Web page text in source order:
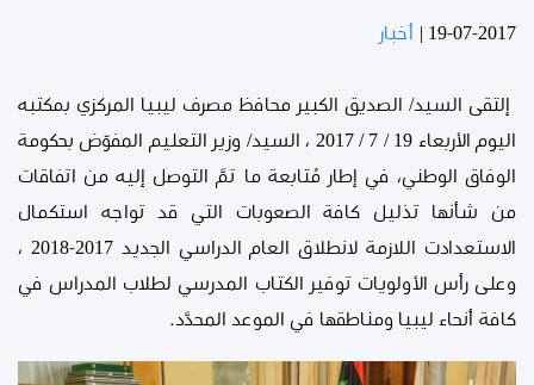
19-07-2017 أخبار
إلتقى السيد/ الصديق الكبير محافظ مصرف ليبيا المركزي بمكتبه
اليوم الأربعاء 19 / 7 / 2017 ، السيد/ وزير التعليم المفوّض بحكومة
الوفاق الوطني، في إطار مُتابعة ما تمَّ التوصل إليه من اتفاقات
من شأنها تذليل كافة الصعوبات التي قد تواجه استكمال
الاستعدادت اللازمة لانطلاق العام الدراسي الجديد 2017-2018 ،
وعلى رأس الأولويات توفير الكتاب المدرسي لطلاب المدراس في
كافة أنحاء ليبيا ومناطقها في الموعد المحدَّد.